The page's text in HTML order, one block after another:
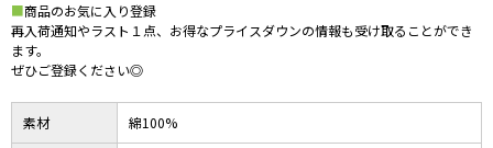
■商品のお気に入り登録
再入荷通知やラスト１点、お得なプライスダウンの情報も受け取ることができ
ます。
ぜひご登録ください◎
素材 綿100%